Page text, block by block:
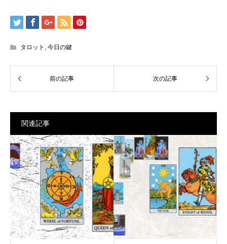
タロット , 今日の鍵
関連記事